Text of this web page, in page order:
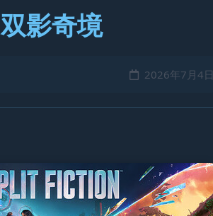
双影奇境
2026年7月4日